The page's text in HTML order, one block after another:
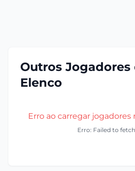
Outros Jogadores
Elenco
Erro ao carregar jogadores
Erro: Failed to fetch